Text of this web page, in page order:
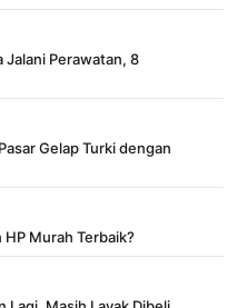
Jalani Perawatan, 8
Gelap Turki dengan
Murah Terbaik?